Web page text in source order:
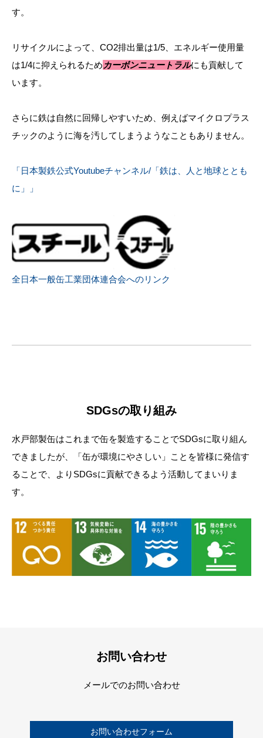
す。
リサイクルによって、CO2排出量は1/5、エネルギー使用量
は1/4に抑えられるため カーボンニュートラルにも貢献して
います。
さらに鉄は自然に回帰しやすいため、例えばマイクロプラス
チックのように海を汚してしまうようなこともありません。
「日本製鉄公式Youtubeチャンネル/「鉄は、人と地球ととも
に」」
全日本一般缶工業団体連合会へのリンク
SDGsの取り組み
水戸部製缶はこれまで缶を製造することでSDGsに取り組ん
できましたが、「缶が環境にやさしい」ことを皆様に発信す
ることで、よりSDGsに貢献できるよう活動してまいりま
す。
お問い合わせ
メールでのお問い合わせ
お問い合わせフォーム